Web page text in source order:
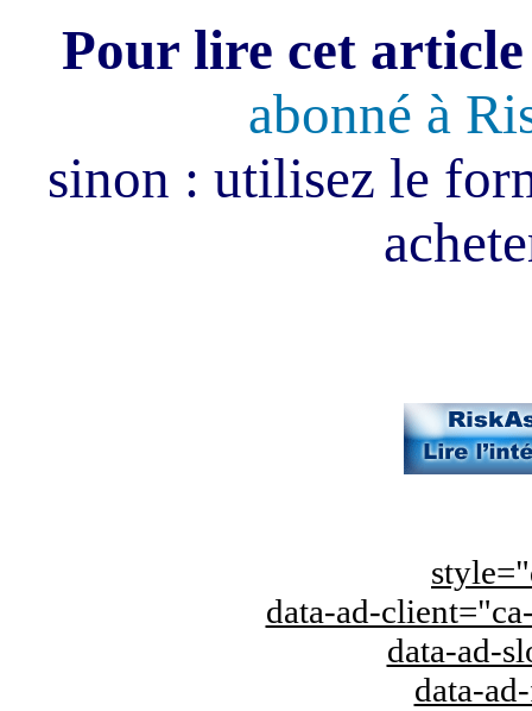
Pour lire cet
abonné à
sinon : utilisez le
data-ad-
data-ad-
data-